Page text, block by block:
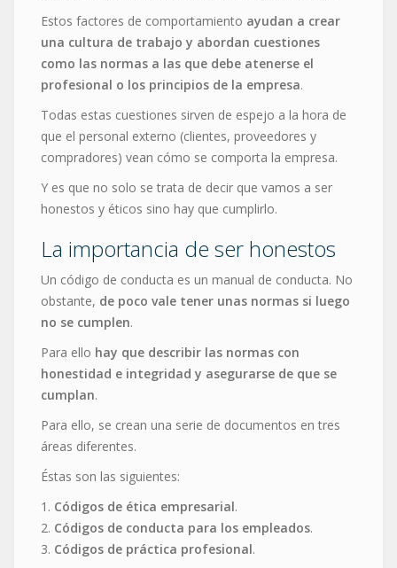
Estos factores de comportamiento ayudan a crear
una cultura de trabajo y abordan cuestiones
como las normas a las que debe atenerse el
profesional o los principios de la empresa.
Todas estas cuestiones sirven de espejo a la hora de
que el personal externo (clientes, proveedores y
compradores) vean cómo se comporta la empresa.
Y es que no solo se trata de decir que vamos a ser
honestos y éticos sino hay que cumplirlo.
La importancia de ser honestos
Un código de conducta es un manual de conducta. No
obstante, de poco vale tener unas normas si luego
no se cumplen.
Para ello hay que describir las normas con
honestidad e integridad y asegurarse de que se
cumplan.
Para ello, se crean una serie de documentos en tres
áreas diferentes.
Éstas son las siguientes:
1. Códigos de ética empresarial.
2. Códigos de conducta para los empleados.
3. Códigos de práctica profesional.